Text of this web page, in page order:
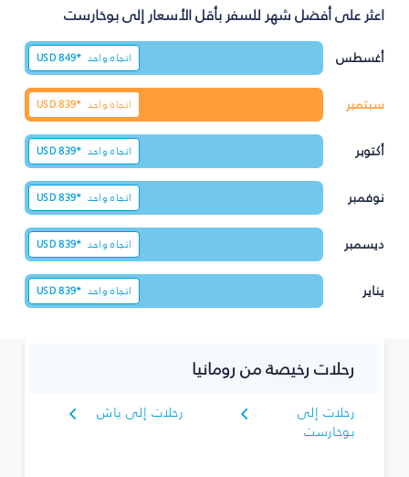
اعثر على أفضل شهر للسفر بأقل الأسعار إلى بوخارست
أغسطس اتجاه واحد USD849*
سبتمبر اتجاه واحد USD839*
أكتوبر اتجاه واحد USD839*
نوفمبر اتجاه واحد USD839*
ديسمبر اتجاه واحد USD839*
يناير اتجاه واحد USD839*
رحلات رخيصة من رومانيا
رحلات إلى
بوخارست
رحلات إلى ياش